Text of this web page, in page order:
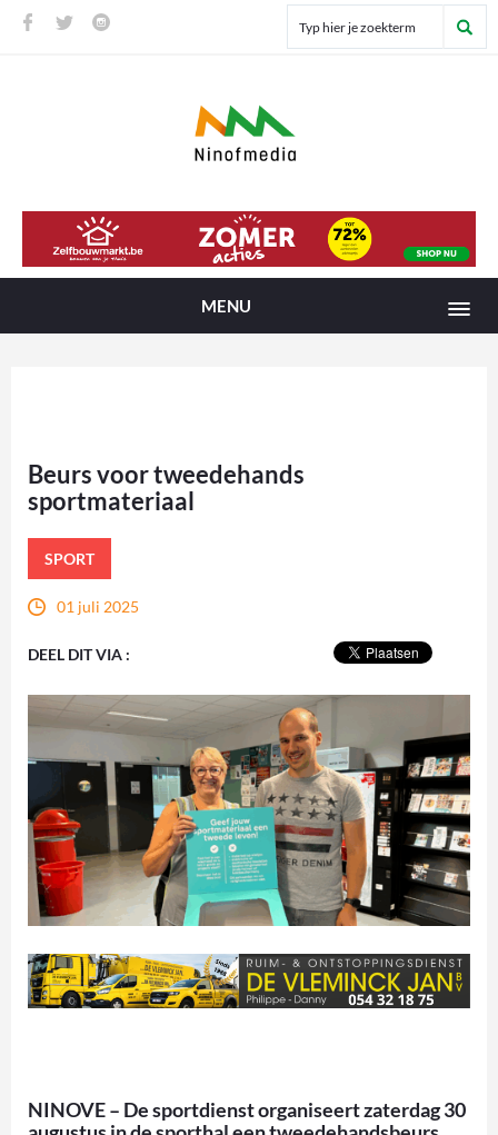
MENU
Beurs voor tweedehands
sportmateriaal
SPORT
01 juli 2025
DEEL DIT VIA :
NINOVE – De sportdienst organiseert zaterdag 30